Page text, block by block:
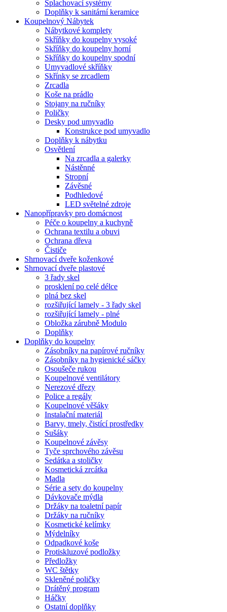
Splachovací systémy
Doplňky k sanitární keramice
Koupelnový Nábytek
Nábytkové komplety
Skříňky do koupelny vysoké
Skříňky do koupelny horní
Skříňky do koupelny spodní
Umyvadlové skříňky
Skřínky se zrcadlem
Zrcadla
Koše na prádlo
Stojany na ručníky
Poličky
Desky pod umyvadlo
Konstrukce pod umyvadlo
Doplňky k nábytku
Osvětlení
Na zrcadla a galerky
Nástěnné
Stropní
Závěsné
Podhledové
LED světelné zdroje
Nanopřípravky pro domácnost
Péče o koupelny a kuchyně
Ochrana textilu a obuvi
Ochrana dřeva
Čističe
Shrnovací dveře koženkové
Shrnovací dveře plastové
3 řady skel
prosklení po celé délce
plná bez skel
rozšiřující lamely - 3 řady skel
rozšiřující lamely - plné
Obložka zárubně Modulo
Doplňky
Doplňky do koupelny
Zásobníky na papírové ručníky
Zásobníky na hygienické sáčky
Osoušeče rukou
Koupelnové ventilátory
Nerezové dřezy
Police a regály
Koupelnové věšáky
Instalační materiál
Barvy, tmely, čistící prostředky
Sušáky
Koupelnové závěsy
Tyče sprchového závěsu
Sedátka a stoličky
Kosmetická zrcátka
Madla
Série a sety do koupelny
Dávkovače mýdla
Držáky na toaletní papír
Držáky na ručníky
Kosmetické kelímky
Mýdelníky
Odpadkové koše
Protiskluzové podložky
Předložky
WC štětky
Skleněné poličky
Drátěný program
Háčky
Ostatní doplňky